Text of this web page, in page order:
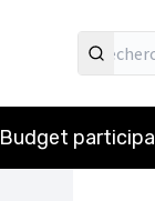
Budget